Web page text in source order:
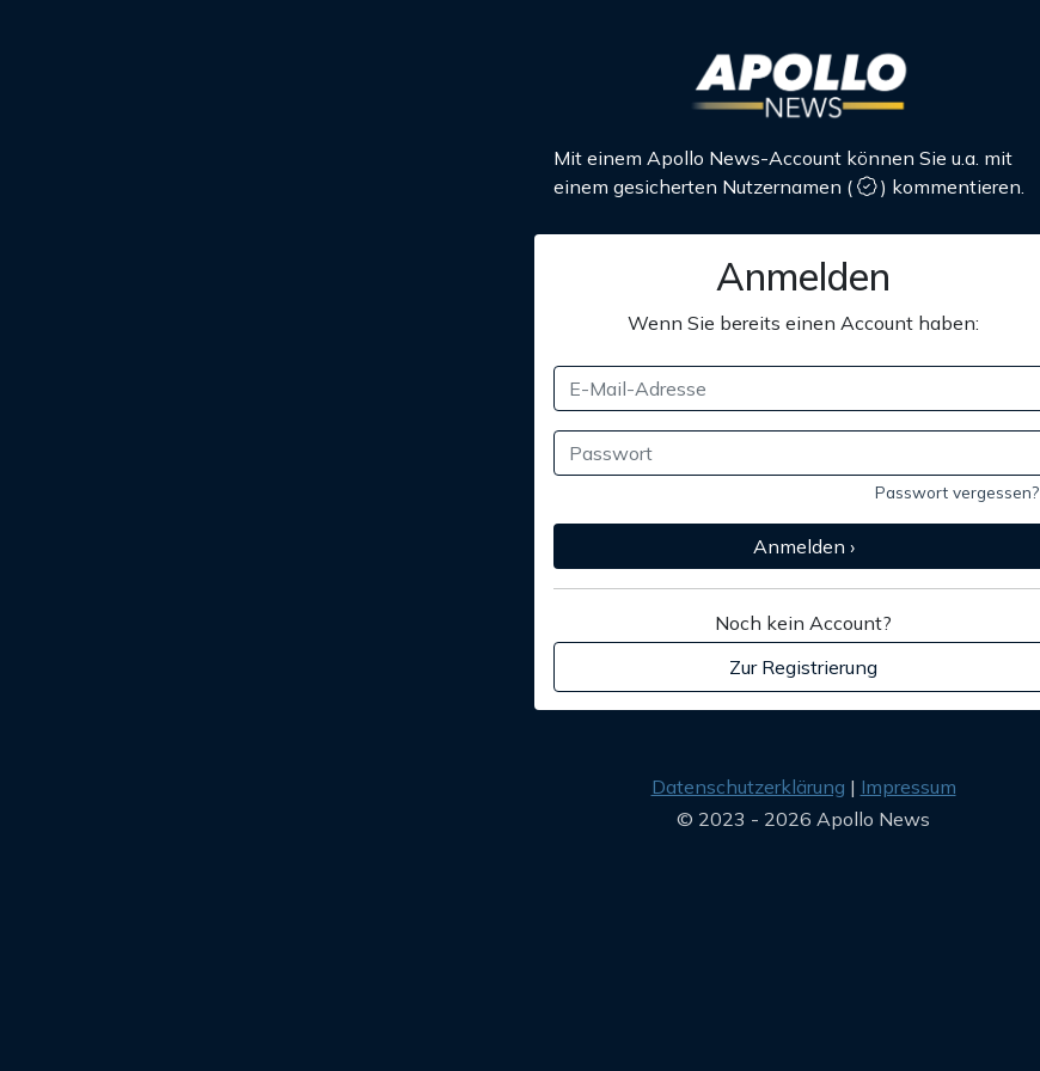
Mit einem Apollo News-Account können Sie u.a. mit
einem gesicherten Nutzernamen ( ) kommentieren.
Anmelden
Wenn Sie bereits einen Account haben:
Passwort vergessen?
Anmelden ›
Noch kein Account?
Zur Registrierung
Datenschutzerklärung
Impressum
© 2023 - 2026 Apollo News